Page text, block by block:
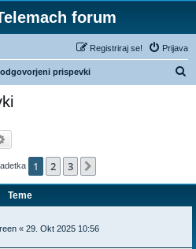
forum
Prijava
Registriraj se!
prispevki
e
1 2 3
Teme
« 29. Okt 2025 10:56